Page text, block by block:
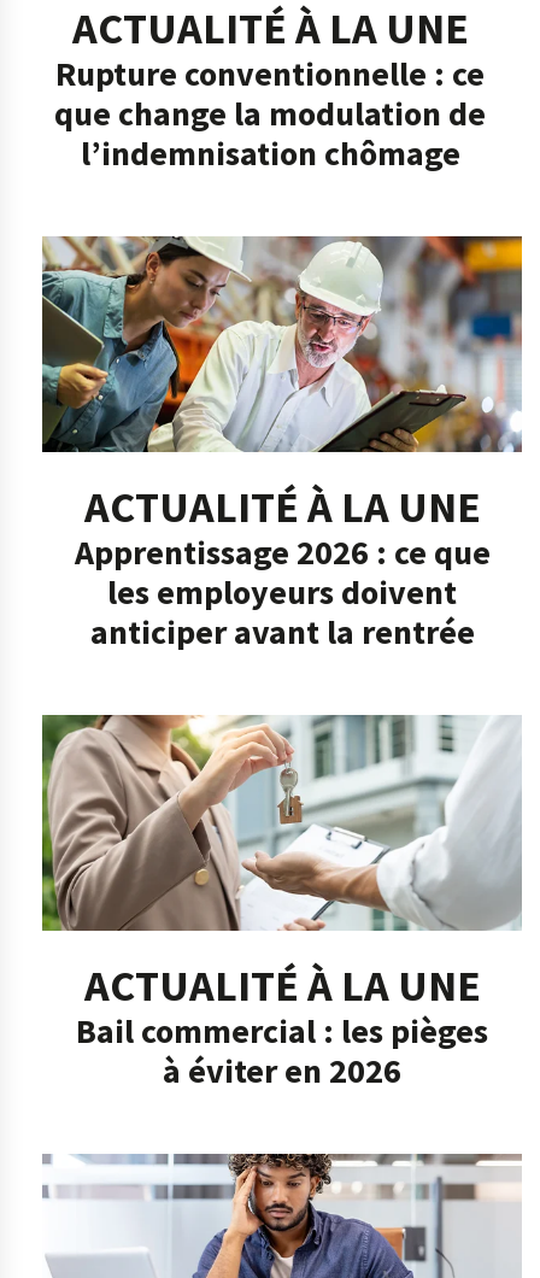
ACTUALITÉ À LA UNE
Rupture conventionnelle : ce
que change la modulation de
l’indemnisation chômage
ACTUALITÉ À LA UNE
Apprentissage 2026 : ce que
les employeurs doivent
anticiper avant la rentrée
ACTUALITÉ À LA UNE
Bail commercial : les pièges
à éviter en 2026